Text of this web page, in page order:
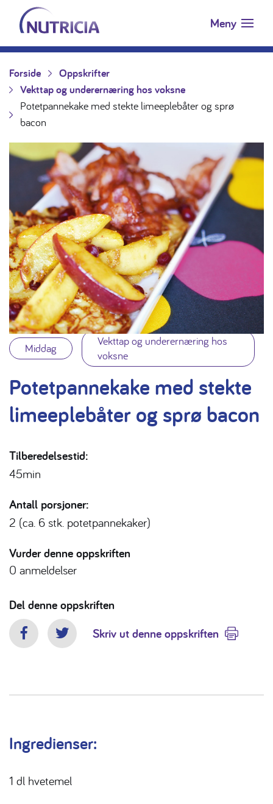
Hopp til innholdet
Nutricia.no Meny
Forside
Oppskrifter
Vekttap og underernæring hos voksne
Potetpannekake med stekte limeeplebåter og sprø
bacon
Middag
Vekttap og underernæring hos
voksne
Potetpannekake med stekte
limeeplebåter og sprø bacon
Tilberedelsestid:
45min
Antall porsjoner:
2 (ca. 6 stk. potetpannekaker)
Vurder denne oppskriften
0 anmeldelser
Del denne oppskriften
FacebookTwitterSkriv ut denne oppskriften
Ingredienser:
1 dl hvetemel